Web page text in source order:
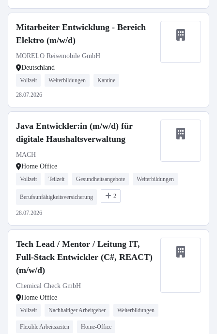
Mitarbeiter Entwicklung - Bereich
Elektro (m/w/d)
MORELO Reisemobile GmbH
Deutschland
Vollzeit Weiterbildungen Kantine
28.07.2026
Java Entwickler:in (m/w/d) für
digitale Haushaltsverwaltung
MACH
Home Office
Vollzeit Teilzeit Gesundheitsangebote Weiterbildungen
Berufsunfähigkeitsversicherung 2
28.07.2026
Tech Lead / Mentor / Leitung IT,
Full-Stack Entwickler (C#, REACT)
(m/w/d)
Chemical Check GmbH
Home Office
Vollzeit Nachhaltiger Arbeitgeber Weiterbildungen
Flexible Arbeitszeiten Home-Office